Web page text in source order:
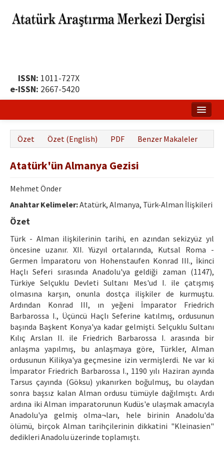
ISSN: 1011-727X
e-ISSN: 2667-5420
Hakkında
Yayın Politikası
Dergi Kurulları
Yayın İlkeleri
Etik İlkeler
Yazar Rehberi
Hakem Rehberi
İletişim
Özet Özet (English) PDF Benzer Makaleler
Atatürk'ün Almanya Gezisi
Mehmet Önder
Anahtar Kelimeler:Atatürk, Almanya, Türk-Alman İlişkileri
Özet
Türk - Alman ilişkilerinin tarihi, en azından sekizyüz yıl
öncesine uzanır. XII. Yüzyıl ortalarında, Kutsal Roma -
Germen İmparatoru von Hohenstaufen Konrad III., İkinci
Haçlı Seferi sırasında Anadolu'ya geldiği zaman (1147),
Türkiye Selçuklu Devleti Sultanı Mes'ud I. ile çatışmış
olmasına karşın, onunla dostça ilişkiler de kurmuştu.
Ardından Konrad III, ın yeğeni İmparator Friedrich
Barbarossa I., Üçüncü Haçlı Seferine katılmış, ordusunun
başında Başkent Konya'ya kadar gelmişti. Selçuklu Sultanı
Kılıç Arslan II. ile Friedrich Barbarossa I. arasında bir
anlaşma yapılmış, bu anlaşmaya göre, Türkler, Alman
ordusunun Kilikya'ya geçmesine izin vermişlerdi. Ne var ki
İmparator Friedrich Barbarossa I., 1190 yılı Haziran ayında
Tarsus çayında (Göksu) yıkanırken boğulmuş, bu olaydan
sonra başsız kalan Alman ordusu tümüyle dağılmıştı. Ardı
ardına iki Alman imparatorunun Kudüs'e ulaşmak amacıyla
Anadolu'ya gelmiş olma¬ları, hele birinin Anadolu'da
ölümü, birçok Alman tarihçilerinin dikkatini "Kleinasien"
dedikleri Anadolu üzerinde toplamıştı.